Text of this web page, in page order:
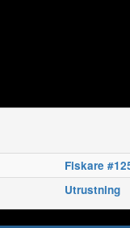
Fiskare
Utrustning